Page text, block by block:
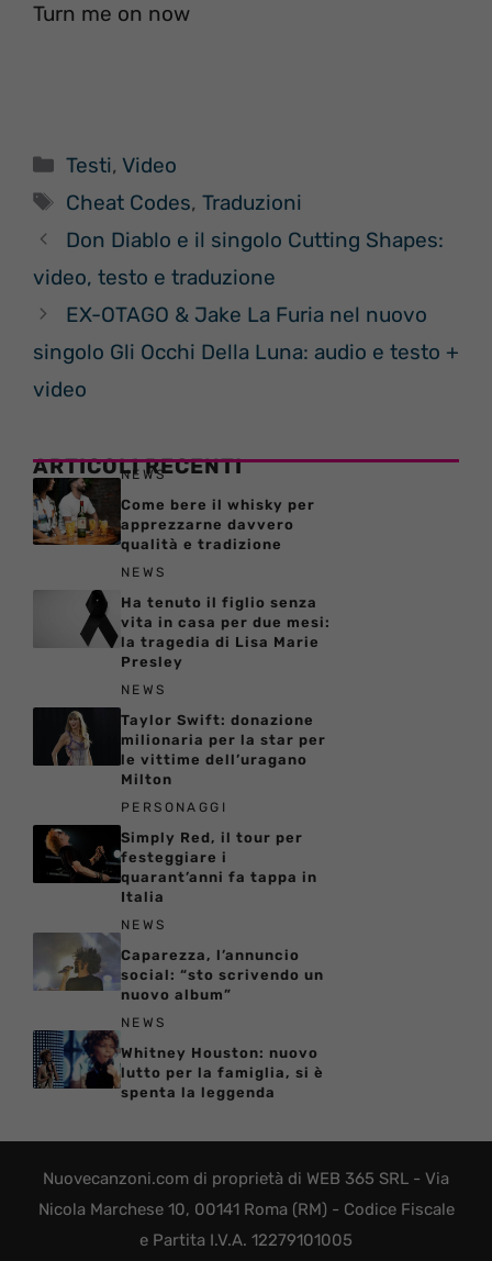
Turn me on now
Categorie
Testi,Video
Tag
Cheat Codes,Traduzioni
Don Diablo e il singolo Cutting Shapes:
video, testo e traduzione
EX-OTAGO & Jake La Furia nel nuovo
singolo Gli Occhi Della Luna: audio e testo +
video
ARTICOLI RECENTI
NEWS
Come bere il whisky per
apprezzarne davvero
qualità e tradizione
NEWS
Ha tenuto il figlio senza
vita in casa per due mesi:
la tragedia di Lisa Marie
Presley
NEWS
Taylor Swift: donazione
milionaria per la star per
le vittime dell’uragano
Milton
PERSONAGGI
Simply Red, il tour per
festeggiare i
quarant’anni fa tappa in
Italia
NEWS
Caparezza, l’annuncio
social: “sto scrivendo un
nuovo album”
NEWS
Whitney Houston: nuovo
lutto per la famiglia, si è
spenta la leggenda
Nuovecanzoni.com di proprietà di WEB 365 SRL - Via
Nicola Marchese 10, 00141 Roma (RM) - Codice Fiscale
e Partita I.V.A. 12279101005